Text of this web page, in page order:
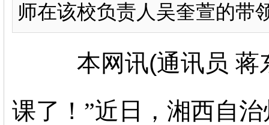
师在该校负责人吴奎萱的带
本网讯(通讯员 蒋
课了！”近日，湘西自